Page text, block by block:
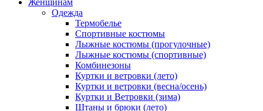
Женщинам
Одежда
Термобелье
Спортивные костюмы
Лыжные костюмы (прогулочные)
Лыжные костюмы (спортивные)
Комбинезоны
Куртки и ветровки (лето)
Куртки и ветровки (весна/осень)
Куртки и Ветровки (зима)
Штаны и брюки (лето)